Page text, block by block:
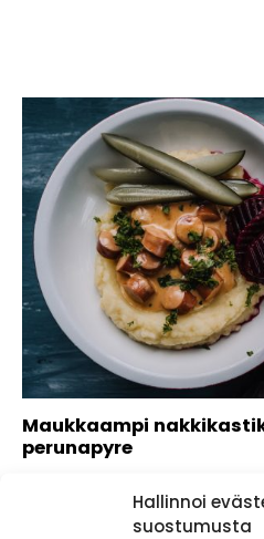
Hallinnoi
suostumusta
Maukkaampi
perunapyre
vielä parempaa? Hiomalla
Soijakastike tuo kastikkeen